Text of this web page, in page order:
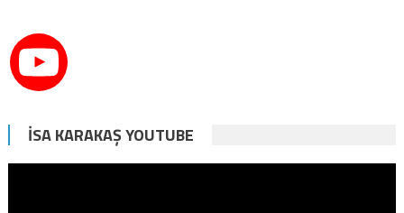
İSA KARAKAŞ YOUTUBE